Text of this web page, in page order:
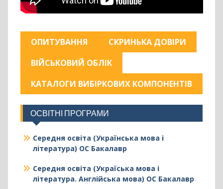
ОПИТУВАННЯ
СКРИНЬКА ДОВІРИ
ВІЙСЬКОВИЙ ОБЛІК
КАТАЛОГИ ВИБІРКОВИХ КОМПОНЕНТІВ
ОСВІТНІ ПРОГРАМИ
Середня освіта (Українська мова і
література) ОС Бакалавр
Середня освіта (Україська мова і
література. Англійська мова) ОС Бакалавр